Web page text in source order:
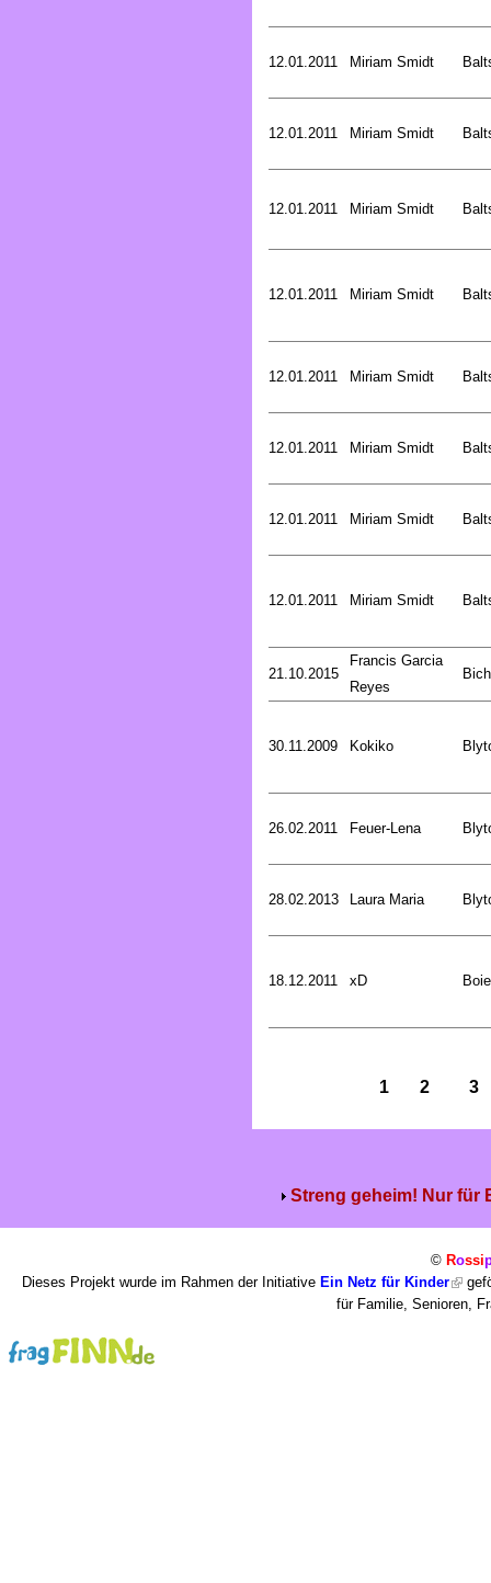
12.01.2011 Miriam Smidt
12.01.2011 Miriam Smidt
12.01.2011 Miriam Smidt
12.01.2011 Miriam Smidt
12.01.2011 Miriam Smidt
12.01.2011 Miriam Smidt
12.01.2011 Miriam Smidt
12.01.2011 Miriam Smidt
21.10.2015
Francis Garcia
Reyes
30.11.2009 Kokiko
26.02.2011 Feuer-Lena
28.02.2013 Laura Maria
18.12.2011 xD
1 2 3
Streng geheim! Nur für
© Rossi
Dieses Projekt wurde im Rahmen der Initiative Ein Netz für Kinder
für Familie, Senioren,